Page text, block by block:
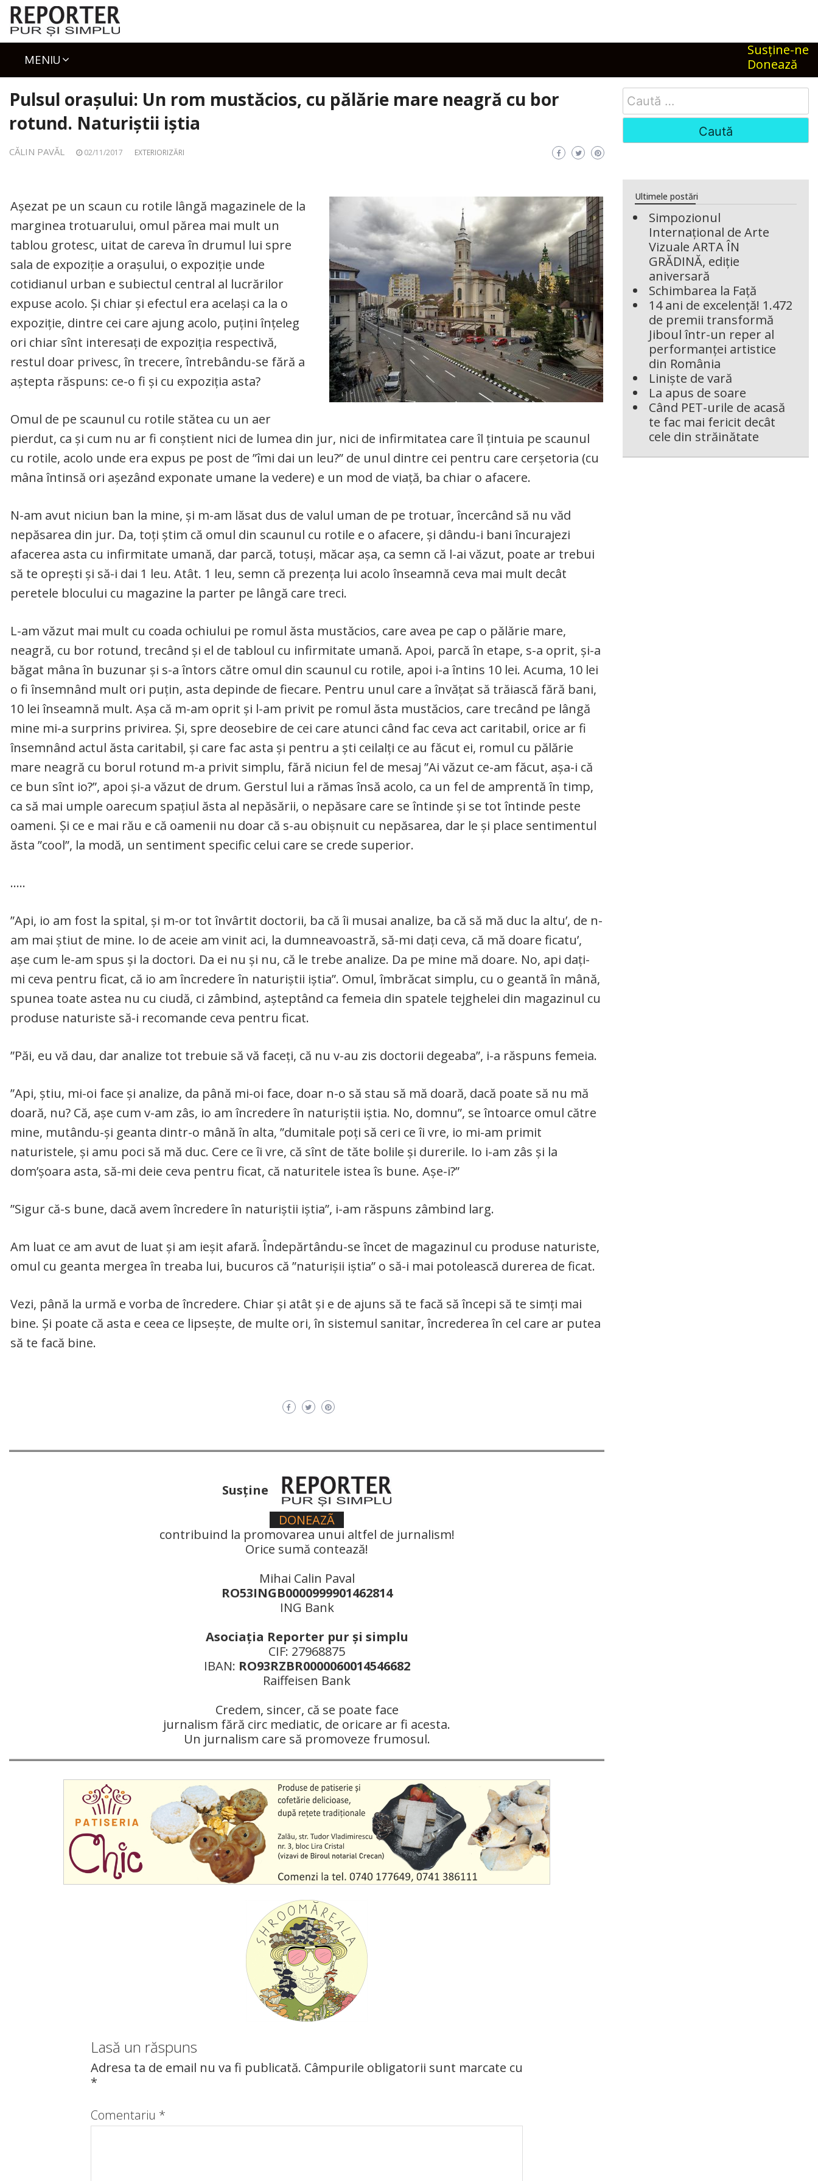
Skip
content
Susţine-ne
Donează
MENIU
Pulsul orașului: Un rom mustăcios, cu pălărie mare neagră cu bor
rotund. Naturiștii iștia
CĂLIN PAVĂL 02/11/2017 EXTERIORIZĂRI
Așezat pe un scaun cu rotile lângă magazinele de la
marginea trotuarului, omul părea mai mult un
tablou grotesc, uitat de careva în drumul lui spre
sala de expoziție a orașului, o expoziție unde
cotidianul urban e subiectul central al lucrărilor
expuse acolo. Și chiar și efectul era același ca la o
expoziție, dintre cei care ajung acolo, puțini înțeleg
ori chiar sînt interesați de expoziția respectivă,
restul doar privesc, în trecere, întrebându-se fără a
aștepta răspuns: ce-o fi și cu expoziția asta?
Omul de pe scaunul cu rotile stătea cu un aer
pierdut, ca și cum nu ar fi conștient nici de lumea din jur, nici de infirmitatea care îl țintuia pe scaunul
cu rotile, acolo unde era expus pe post de ”îmi dai un leu?” de unul dintre cei pentru care cerșetoria (cu
mâna întinsă ori așezând exponate umane la vedere) e un mod de viață, ba chiar o afacere.
N-am avut niciun ban la mine, și m-am lăsat dus de valul uman de pe trotuar, încercând să nu văd
nepăsarea din jur. Da, toți știm că omul din scaunul cu rotile e o afacere, și dându-i bani încurajezi
afacerea asta cu infirmitate umană, dar parcă, totuși, măcar așa, ca semn că l-ai văzut, poate ar trebui
să te oprești și să-i dai 1 leu. Atât. 1 leu, semn că prezența lui acolo înseamnă ceva mai mult decât
peretele blocului cu magazine la parter pe lângă care treci.
L-am văzut mai mult cu coada ochiului pe romul ăsta mustăcios, care avea pe cap o pălărie mare,
neagră, cu bor rotund, trecând și el de tabloul cu infirmitate umană. Apoi, parcă în etape, s-a oprit, și-a
băgat mâna în buzunar și s-a întors către omul din scaunul cu rotile, apoi i-a întins 10 lei. Acuma, 10 lei
o fi însemnând mult ori puțin, asta depinde de fiecare. Pentru unul care a învățat să trăiască fără bani,
10 lei înseamnă mult. Așa că m-am oprit și l-am privit pe romul ăsta mustăcios, care trecând pe lângă
mine mi-a surprins privirea. Și, spre deosebire de cei care atunci când fac ceva act caritabil, orice ar fi
însemnând actul ăsta caritabil, și care fac asta și pentru a ști ceilalți ce au făcut ei, romul cu pălărie
mare neagră cu borul rotund m-a privit simplu, fără niciun fel de mesaj ”Ai văzut ce-am făcut, așa-i că
ce bun sînt io?”, apoi și-a văzut de drum. Gerstul lui a rămas însă acolo, ca un fel de amprentă în timp,
ca să mai umple oarecum spațiul ăsta al nepăsării, o nepăsare care se întinde și se tot întinde peste
oameni. Și ce e mai rău e că oamenii nu doar că s-au obișnuit cu nepăsarea, dar le și place sentimentul
ăsta ”cool”, la modă, un sentiment specific celui care se crede superior.
…..
”Api, io am fost la spital, și m-or tot învârtit doctorii, ba că îi musai analize, ba că să mă duc la altu’, de n-
am mai știut de mine. Io de aceie am vinit aci, la dumneavoastră, să-mi dați ceva, că mă doare ficatu’,
așe cum le-am spus și la doctori. Da ei nu și nu, că le trebe analize. Da pe mine mă doare. No, api dați-
mi ceva pentru ficat, că io am încredere în naturiștii iștia”. Omul, îmbrăcat simplu, cu o geantă în mână,
spunea toate astea nu cu ciudă, ci zâmbind, așteptând ca femeia din spatele tejghelei din magazinul cu
produse naturiste să-i recomande ceva pentru ficat.
”Păi, eu vă dau, dar analize tot trebuie să vă faceți, că nu v-au zis doctorii degeaba”, i-a răspuns femeia.
”Api, știu, mi-oi face și analize, da până mi-oi face, doar n-o să stau să mă doară, dacă poate să nu mă
doară, nu? Că, așe cum v-am zâs, io am încredere în naturiștii iștia. No, domnu”, se întoarce omul către
mine, mutându-și geanta dintr-o mână în alta, ”dumitale poți să ceri ce îi vre, io mi-am primit
naturistele, și amu poci să mă duc. Cere ce îi vre, că sînt de tăte bolile și durerile. Io i-am zâs și la
dom’șoara asta, să-mi deie ceva pentru ficat, că naturitele istea îs bune. Așe-i?”
”Sigur că-s bune, dacă avem încredere în naturiștii iștia”, i-am răspuns zâmbind larg.
Am luat ce am avut de luat și am ieșit afară. Îndepărtându-se încet de magazinul cu produse naturiste,
omul cu geanta mergea în treaba lui, bucuros că ”naturișii iștia” o să-i mai potolească durerea de ficat.
Vezi, până la urmă e vorba de încredere. Chiar și atât și e de ajuns să te facă să începi să te simți mai
bine. Și poate că asta e ceea ce lipsește, de multe ori, în sistemul sanitar, încrederea în cel care ar putea
să te facă bine.
Susţine
DONEAZÃ
contribuind la promovarea unui altfel de jurnalism!
Orice sumă contează!
Mihai Calin Paval
RO53INGB0000999901462814
ING Bank
Asociaţia Reporter pur şi simplu
CIF: 27968875
IBAN: RO93RZBR0000060014546682
Raiffeisen Bank
Credem, sincer, că se poate face
jurnalism fără circ mediatic, de oricare ar fi acesta.
Un jurnalism care să promoveze frumosul.
Lasă un răspuns
Adresa ta de email nu va fi publicată. Câmpurile obligatorii sunt marcate cu
*
Comentariu *
Search
for:
Ultimele postări
Simpozionul
Internațional de Arte
Vizuale ARTA ÎN
GRĂDINĂ, ediție
aniversară
Schimbarea la Față
14 ani de excelență! 1.472
de premii transformă
Jiboul într-un reper al
performanței artistice
din România
Liniște de vară
La apus de soare
Când PET-urile de acasă
te fac mai fericit decât
cele din străinătate